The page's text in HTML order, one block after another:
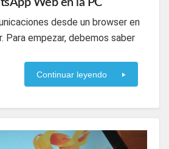
Web en la PC
desde un browser en
Para empezar, debemos saber
Continuar leyendo